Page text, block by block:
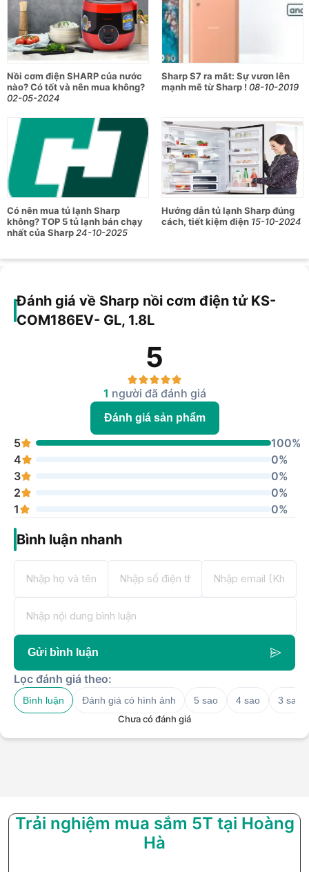
Nồi cơm điện SHARP của nước
nào? Có tốt và nên mua không?
02-05-2024
Sharp S7 ra mắt: Sự vươn lên
mạnh mẽ từ Sharp ! 08-10-2019
Có nên mua tủ lạnh Sharp
không? TOP 5 tủ lạnh bán chạy
nhất của Sharp24-10-2025
Hướng dẫn tủ lạnh Sharp đúng
cách, tiết kiệm điện 15-10-2024
Đánh giá về Sharp nồi cơm điện tử KS-
COM186EV- GL, 1.8L
5
1 người đã đánh giá
Đánh giá sản phẩm
5
100%
4
0%
3
0%
2
0%
1
0%
Bình luận nhanh
Gửi bình luận
Lọc đánh giá theo:
Bình luận Đánh giá có hình ảnh 5 sao 4 sao
3 sao
Chưa có đánh giá
Trải nghiệm mua sắm 5T tại Hoàng
Hà